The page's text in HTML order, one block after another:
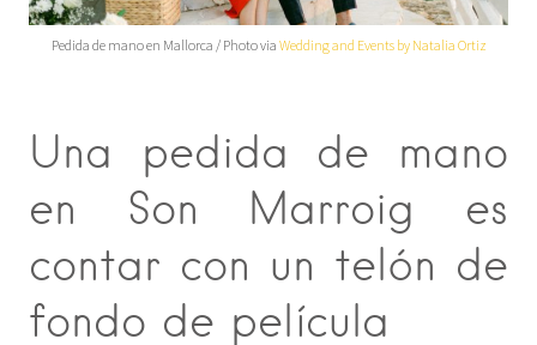
Pedida de mano en Mallorca / Photo via Wedding and Events by Natalia Ortiz
Una pedida de mano
en Son Marroig es
contar con un telón de
fondo de película